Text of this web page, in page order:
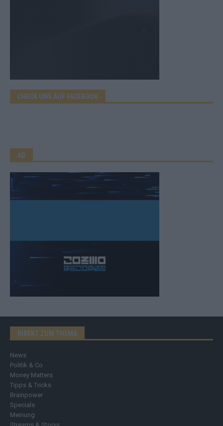
CHECK UNS AUF FACEBOOK
AD
DIREKT ZUM THEMA
News
Politik & Co
Money Matters
Tipps & Tricks
Brainpower
Specials
Meinung
Streams & Storys